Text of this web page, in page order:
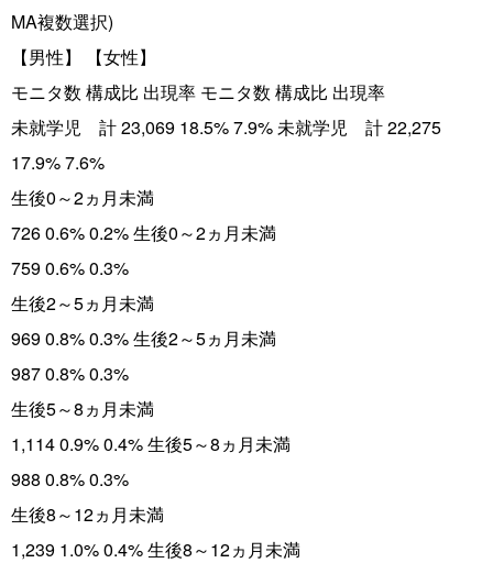
MA複数選択)
【男性】 【女性】
モニタ数 構成比 出現率 モニタ数 構成比 出現率
未就学児 計 23,069 18.5% 7.9% 未就学児 計 22,275
17.9% 7.6%
生後0～2ヵ月未満
726 0.6% 0.2% 生後0～2ヵ月未満
759 0.6% 0.3%
生後2～5ヵ月未満
969 0.8% 0.3% 生後2～5ヵ月未満
987 0.8% 0.3%
生後5～8ヵ月未満
1,114 0.9% 0.4% 生後5～8ヵ月未満
988 0.8% 0.3%
生後8～12ヵ月未満
1,239 1.0% 0.4% 生後8～12ヵ月未満